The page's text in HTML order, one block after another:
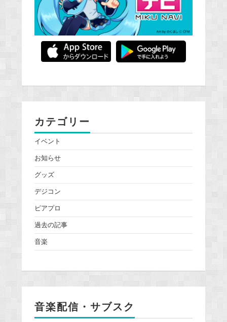
カテゴリー
イベント
お知らせ
グッズ
デジコン
ピアプロ
過去の記事
音楽
音楽配信・サブスク